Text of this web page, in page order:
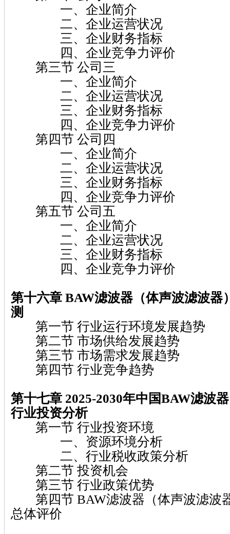
一、企业简介
二、企业运营状况
三、企业财务指标
四、企业竞争力评价
第三节 公司三
一、企业简介
二、企业运营状况
三、企业财务指标
四、企业竞争力评价
第四节 公司四
一、企业简介
二、企业运营状况
三、企业财务指标
四、企业竞争力评价
第五节 公司五
一、企业简介
二、企业运营状况
三、企业财务指标
四、企业竞争力评价
第十六章 BAW滤波器（体声波滤波器
测
第一节 行业运行环境发展趋势
第二节 市场供给发展趋势
第三节 市场需求发展趋势
第四节 行业竞争趋势
第十七章 2025-2030年中国BAW滤波
行业投资分析
第一节 行业投资环境
一、资源环境分析
二、行业税收政策分析
第二节 投资机会
第三节 行业政策优势
第四节 BAW滤波器（体声波滤波
总体评价